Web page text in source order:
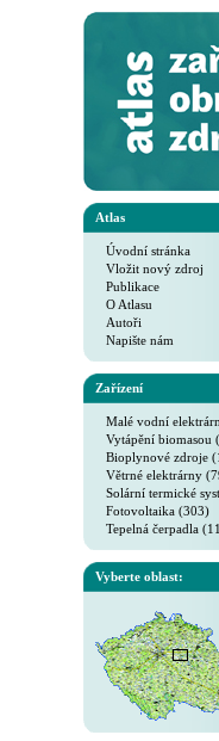
Atlas
Úvodní stránka
Vložit nový zdroj
Publikace
O Atlasu
Autoři
Napište nám
Zařízení
Malé vodní
Vytápění biomasou
Bioplynové zdroje
Větrné elektrárny
Solární termické
Fotovoltaika (303)
Tepelná čerpadla
Vyberte oblast: